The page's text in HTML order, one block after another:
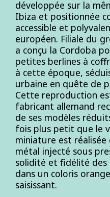
développée sur la
Ibiza et positionnée
accessible et
européen. Filiale du
a conçu la Cordoba
petites berlines à
à cette époque,
urbaine en quête de
Cette reproduction
fabricant allemand
de ses modèles
fois plus petit que le
miniature est réalisée
métal injecté sous
solidité et fidélité
dans un coloris
saisissant.